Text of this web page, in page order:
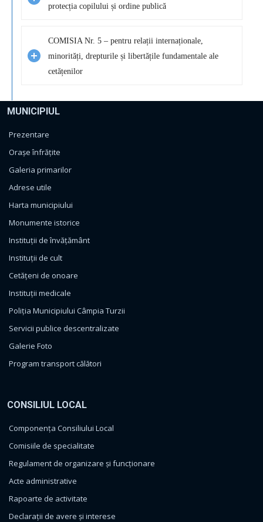
protecția copilului și ordine publică
COMISIA Nr. 5 – pentru relații internaționale,
minorități, drepturile și libertățile fundamentale ale
cetățenilor
MUNICIPIUL
Prezentare
Orașe înfrățite
Galeria primarilor
Adrese utile
Harta municipiului
Monumente istorice
Instituții de învățământ
Instituții de cult
Cetățeni de onoare
Instituții medicale
Poliția Municipiului Câmpia Turzii
Servicii publice descentralizate
Galerie Foto
Program transport călători
CONSILIUL LOCAL
Componența Consiliului Local
Comisiile de specialitate
Regulament de organizare și funcționare
Acte administrative
Rapoarte de activitate
Declarații de avere și interese